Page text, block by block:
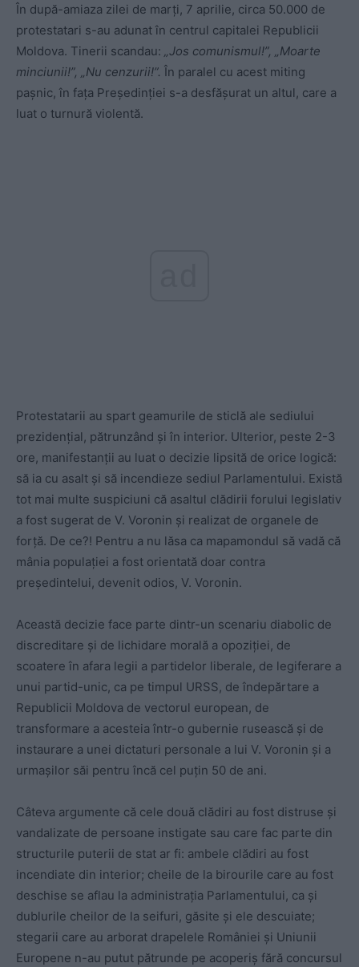
În după-amiaza zilei de marţi, 7 aprilie, circa 50.000 de
protestatari s-au adunat în centrul capitalei Republicii
Moldova. Tinerii scandau: „Jos comunismul!”, „Moarte
minciunii!”, „Nu cenzurii!”. În paralel cu acest miting
paşnic, în faţa Preşedinţiei s-a desfăşurat un altul, care a
luat o turnură violentă.
Protestatarii au spart geamurile de sticlă ale sediului
prezidenţial, pătrunzând şi în interior. Ulterior, peste 2-3
ore, manifestanţii au luat o decizie lipsită de orice logică:
să ia cu asalt şi să incendieze sediul Parlamentului. Există
tot mai multe suspiciuni că asaltul clădirii forului legislativ
a fost sugerat de V. Voronin şi realizat de organele de
forţă. De ce?! Pentru a nu lăsa ca mapamondul să vadă că
mânia populaţiei a fost orientată doar contra
preşedintelui, devenit odios, V. Voronin.
Această decizie face parte dintr-un scenariu diabolic de
discreditare şi de lichidare morală a opoziţiei, de
scoatere în afara legii a partidelor liberale, de legiferare a
unui partid-unic, ca pe timpul URSS, de îndepărtare a
Republicii Moldova de vectorul european, de
transformare a acesteia într-o gubernie rusească şi de
instaurare a unei dictaturi personale a lui V. Voronin şi a
urmaşilor săi pentru încă cel puţin 50 de ani.
Câteva argumente că cele două clădiri au fost distruse şi
vandalizate de persoane instigate sau care fac parte din
structurile puterii de stat ar fi: ambele clădiri au fost
incendiate din interior; cheile de la birourile care au fost
deschise se aflau la administraţia Parlamentului, ca şi
dublurile cheilor de la seifuri, găsite şi ele descuiate;
stegarii care au arborat drapelele României şi Uniunii
Europene n-au putut pătrunde pe acoperiş fără concursul